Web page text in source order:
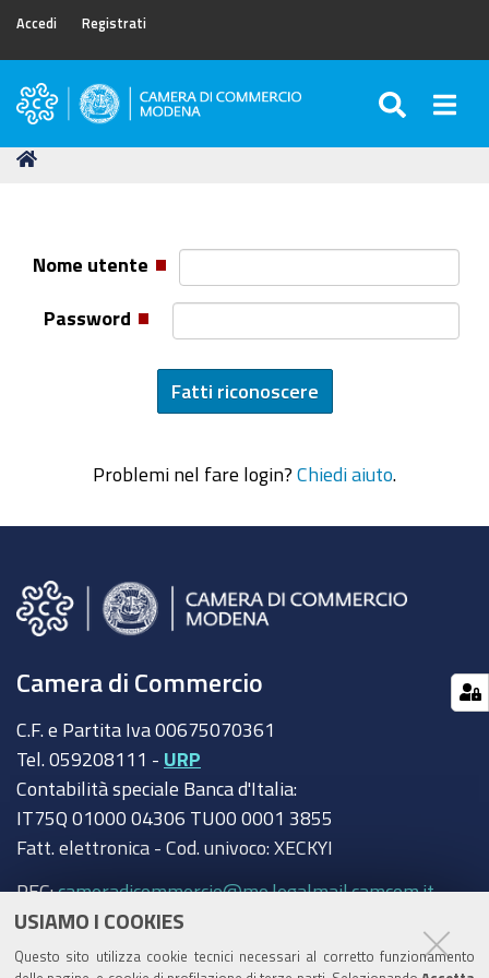
USIAMO I COOKIES
Questo sito utilizza cookie tecnici necessari al corretto funzionamento
Accedi Registrati
Camera
Commercio
Tu
Nome utente
Password
Problemi nel fare login? Chiedi aiuto
Camera di Commercio
C.F. e Partita Iva 00675070361
Tel. 059208111 - URP
Contabilità speciale Banca d'Italia:
IT75Q 01000 04306 TU00 0001 3855
Fatt. elettronica - Cod. univoco: XECKYI
PEC:cameradicommercio@mo.legalmail.camcom.it
Trasparenza